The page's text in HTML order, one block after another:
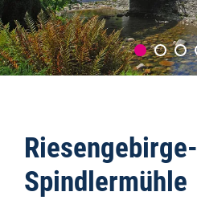
Riesengebirge-
Spindlermühle